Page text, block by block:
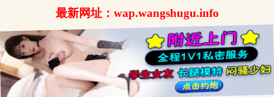
最新网址：wap.wangshugu.info